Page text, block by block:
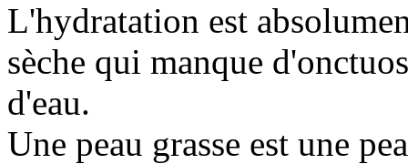
L'hydratation est
sèche qui manque
d'eau.
Une peau grasse est une